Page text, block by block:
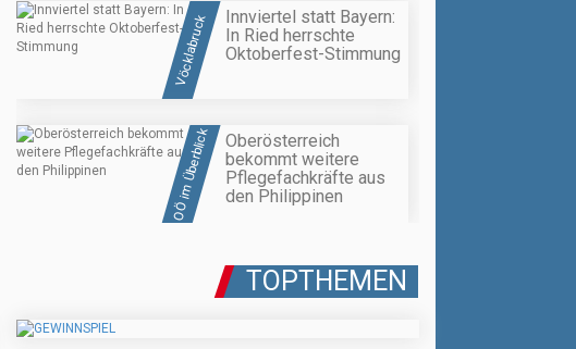
Vöcklabruck
Innviertel statt Bayern:
In Ried herrschte
Oktoberfest-Stimmung
OÖ im Überblick
Oberösterreich
bekommt weitere
Pflegefachkräfte aus
den Philippinen
TOPTHEMEN